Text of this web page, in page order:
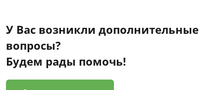
У Вас возникли дополнительные
вопросы?
Будем рады помочь!